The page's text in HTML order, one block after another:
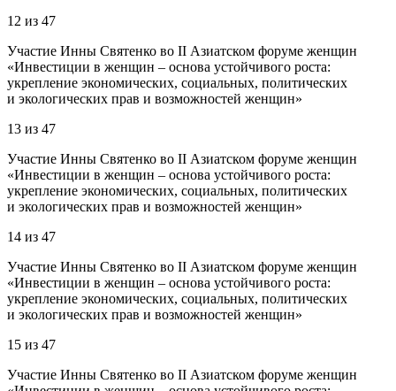
12 из 47
Участие Инны Святенко во II Азиатском форуме женщин
«Инвестиции в женщин – основа устойчивого роста:
укрепление экономических, социальных, политических
и экологических прав и возможностей женщин»
13 из 47
Участие Инны Святенко во II Азиатском форуме женщин
«Инвестиции в женщин – основа устойчивого роста:
укрепление экономических, социальных, политических
и экологических прав и возможностей женщин»
14 из 47
Участие Инны Святенко во II Азиатском форуме женщин
«Инвестиции в женщин – основа устойчивого роста:
укрепление экономических, социальных, политических
и экологических прав и возможностей женщин»
15 из 47
Участие Инны Святенко во II Азиатском форуме женщин